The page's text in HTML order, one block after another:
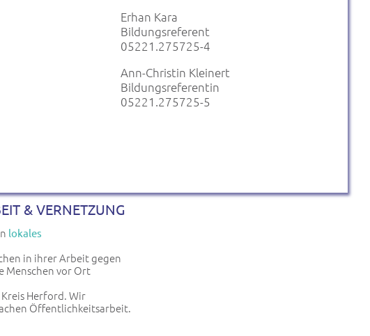
Erhan Kara
Bildungsreferent
05221.275725-4
Ann-Christin Kleinert
Bildungsreferentin
05221.275725-5
& VERNETZUNG
lokales
in ihrer Arbeit gegen
Menschen vor Ort
Herford. Wir
Öffentlichkeitsarbeit.